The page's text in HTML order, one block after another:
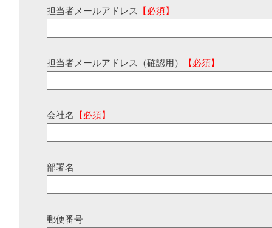
担当者メールアドレス 【必須】
担当者メールアドレス（確認用） 【必須】
会社名 【必須】
部署名
郵便番号